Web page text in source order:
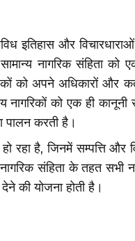
इतिहास और
नागरिक संहिता को
को अपने अधिकारों और
को एक ही
पालन करती है।
रहा है, जिनमें सम्पत्ति और
संहिता के तहत सभी
की योजना होती है।